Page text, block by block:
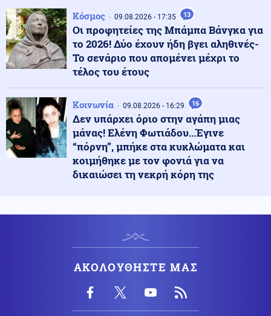
«σκιώδους στόλου»
Εσωτερική Ασφάλεια 10.08.2026 - 21:40
Καλύτερη η εικόνα της φωτιάς έξω από τη Χαλκίδα
(βίντεο)
Κόσμος 10.08.2026 - 21:30
Tupac: Ξεκινά η δίκη για τη δολοφονία του, 30 χρόνια
μετά τον θάνατό του
Κόσμος 10.08.2026 - 21:23
Η βροχερή Βρετανία αντιμετωπίζει πλέον κατάσταση
Κολύμβηση: Πανελλήνιο ρεκόρ ο Μάρκος στα 200μ
10.08.2026 - 21:21
Κόσμος 09.08.2026 - 17:35 13
Οι προφητείες της Μπάμπα Βάνγκα για
το 2026! Δύο έχουν ήδη βγει αληθινές-
Το σενάριο που απομένει μέχρι το
τέλος του έτους
Κοινωνία 09.08.2026 - 16:29 16
Δεν υπάρχει όριο στην αγάπη μιας
μάνας! Ελένη Φωτιάδου...Έγινε
“πόρνη”, μπήκε στα κυκλώματα και
κοιμήθηκε με τον φονιά για να
δικαιώσει τη νεκρή κόρη της
ΑΚΟΛΟΥΘΗΣΤΕ ΜΑΣ